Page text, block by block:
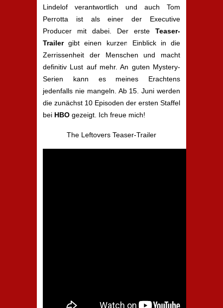
Lindelof verantwortlich und auch Tom
Perrotta ist als einer der Executive
Producer mit dabei. Der erste Teaser-
Trailergibt einen kurzen Einblick in die
Zerrissenheit der Menschen und macht
definitiv Lust auf mehr. An guten Mystery-
Serien kann es meines Erachtens
jedenfalls nie mangeln. Ab 15. Juni werden
die zunächst 10 Episoden der ersten Staffel
bei HBO gezeigt. Ich freue mich!
The Leftovers Teaser-Trailer